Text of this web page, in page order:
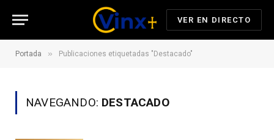
VER EN DIRECTO
Portada » Publicaciones etiquetadas "Destacado"
NAVEGANDO: DESTACADO